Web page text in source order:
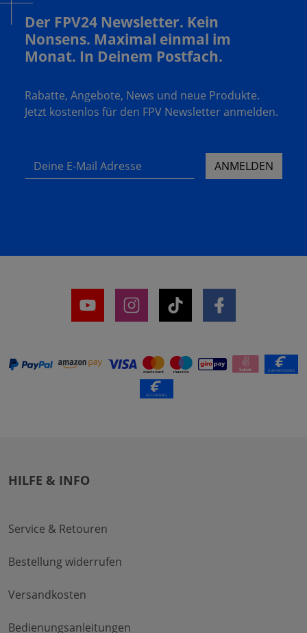
Der FPV24 Newsletter. Kein
Nonsens. Maximal einmal im
Monat. In Deinem Postfach.
Rabatte, Angebote, News und neue Produkte.
Jetzt kostenlos für den FPV Newsletter anmelden.
Deine E-Mail Adresse ANMELDEN
HILFE & INFO
Service & Retouren
Bestellung widerrufen
Versandkosten
Bedienungsanleitungen